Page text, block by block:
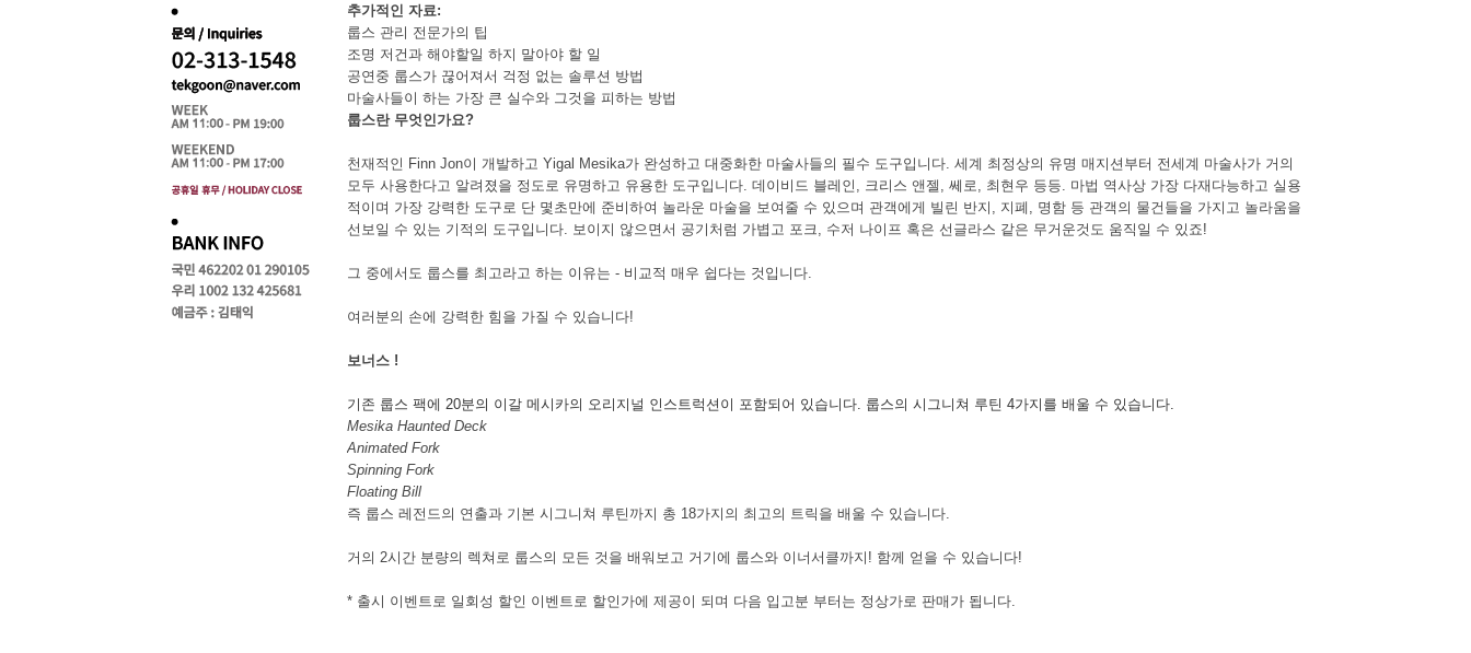
추가적인 자료:
룹스 관리 전문가의 팁
조명 저건과 해야할일 하지 말아야 할 일
공연중 룹스가 끊어져서 걱정 없는 솔루션 방법
마술사들이 하는 가장 큰 실수와 그것을 피하는 방법
룹스란 무엇인가요?
천재적인 Finn Jon이 개발하고 Yigal Mesika가 완성하고 대중화한 마술사들의 필수 도구입니다. 세계 최정상의 유명 매지션부터 전세계 마술사가 거의
모두 사용한다고 알려졌을 정도로 유명하고 유용한 도구입니다. 데이비드 블레인, 크리스 앤젤, 쎄로, 최현우 등등. 마법 역사상 가장 다재다능하고 실용
적이며 가장 강력한 도구로 단 몇초만에 준비하여 놀라운 마술을 보여줄 수 있으며 관객에게 빌린 반지, 지폐, 명함 등 관객의 물건들을 가지고 놀라움을
선보일 수 있는 기적의 도구입니다. 보이지 않으면서 공기처럼 가볍고 포크, 수저 나이프 혹은 선글라스 같은 무거운것도 움직일 수 있죠!
그 중에서도 룹스를 최고라고 하는 이유는 - 비교적 매우 쉽다는 것입니다.
여러분의 손에 강력한 힘을 가질 수 있습니다!
보너스 !
기존 룹스 팩에 20분의 이갈 메시카의 오리지널 인스트럭션이 포함되어 있습니다. 룹스의 시그니쳐 루틴 4가지를 배울 수 있습니다.
Mesika Haunted Deck
Animated Fork
Spinning Fork
Floating Bill
즉 룹스 레전드의 연출과 기본 시그니쳐 루틴까지 총 18가지의 최고의 트릭을 배울 수 있습니다.
거의 2시간 분량의 렉쳐로 룹스의 모든 것을 배워보고 거기에 룹스와 이너서클까지! 함께 얻을 수 있습니다!
* 출시 이벤트로 일회성 할인 이벤트로 할인가에 제공이 되며 다음 입고분 부터는 정상가로 판매가 됩니다.